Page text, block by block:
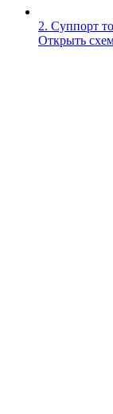
2. Суппорт
Открыть